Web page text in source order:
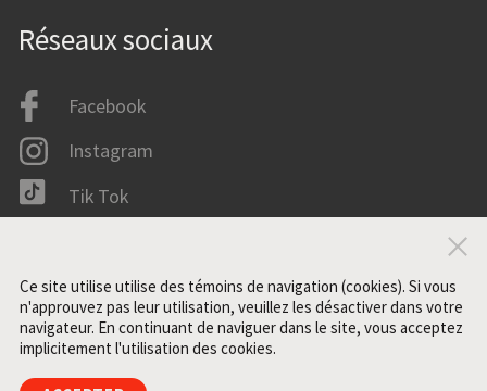
Réseaux sociaux
Facebook
Instagram
Tik Tok
IMDB
Tous droits réservés. ©2021 ZONE3
Ce site utilise utilise des témoins de navigation (cookies). Si vous
n'approuvez pas leur utilisation, veuillez les désactiver dans votre
navigateur. En continuant de naviguer dans le site, vous acceptez
implicitement l'utilisation des cookies.